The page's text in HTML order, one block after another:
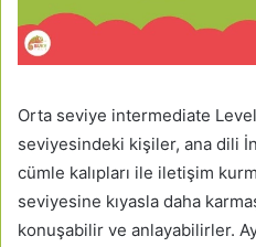
Orta seviye intermediate
seviyesindeki kişiler, ana dili
cümle kalıpları ile iletişim
seviyesine kıyasla daha
konuşabilir ve anlayabilirler.